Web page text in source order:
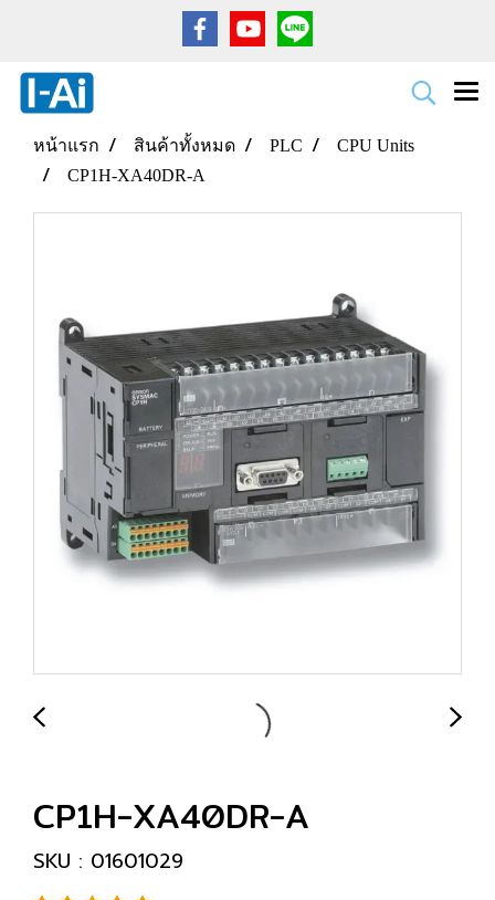
หน้าแรก สินค้าทั้งหมด PLC
CPU Units
CP1H-XA40DR-A
CP1H-XA40DR-A
SKU : 01601029